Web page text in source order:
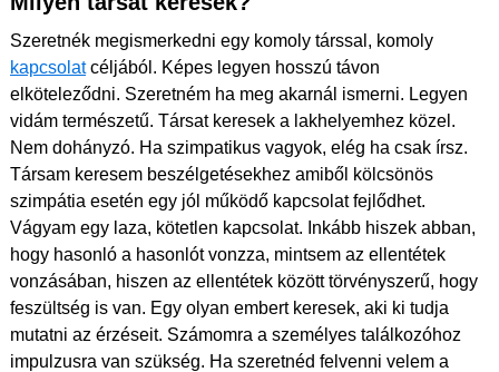
Szeretnék megismerkedni egy komoly társsal, komoly
kapcsolatcéljából. Képes legyen hosszú távon
elköteleződni. Szeretném ha meg akarnál ismerni. Legyen
vidám természetű. Társat keresek a lakhelyemhez közel.
Nem dohányzó. Ha szimpatikus vagyok, elég ha csak írsz.
Társam keresem beszélgetésekhez amiből kölcsönös
szimpátia esetén egy jól működő kapcsolat fejlődhet.
Vágyam egy laza, kötetlen kapcsolat. Inkább hiszek abban,
hogy hasonló a hasonlót vonzza, mintsem az ellentétek
vonzásában, hiszen az ellentétek között törvényszerű, hogy
feszültség is van. Egy olyan embert keresek, aki ki tudja
mutatni az érzéseit. Számomra a személyes találkozóhoz
impulzusra van szükség. Ha szeretnéd felvenni velem a